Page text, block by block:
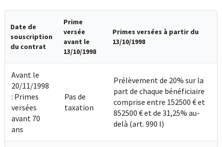
Date de
souscription
du contrat
Prime
versée
avant le
13/10/1998
Primes versées à partir du
13/10/1998
Avant le
20/11/1998
: Primes
versées
avant 70
ans
Pas de
taxation
Prélèvement de 20% sur la
part de chaque bénéficiaire
comprise entre 152500 € et
852500 € et de 31,25% au-
delà (art. 990 I)